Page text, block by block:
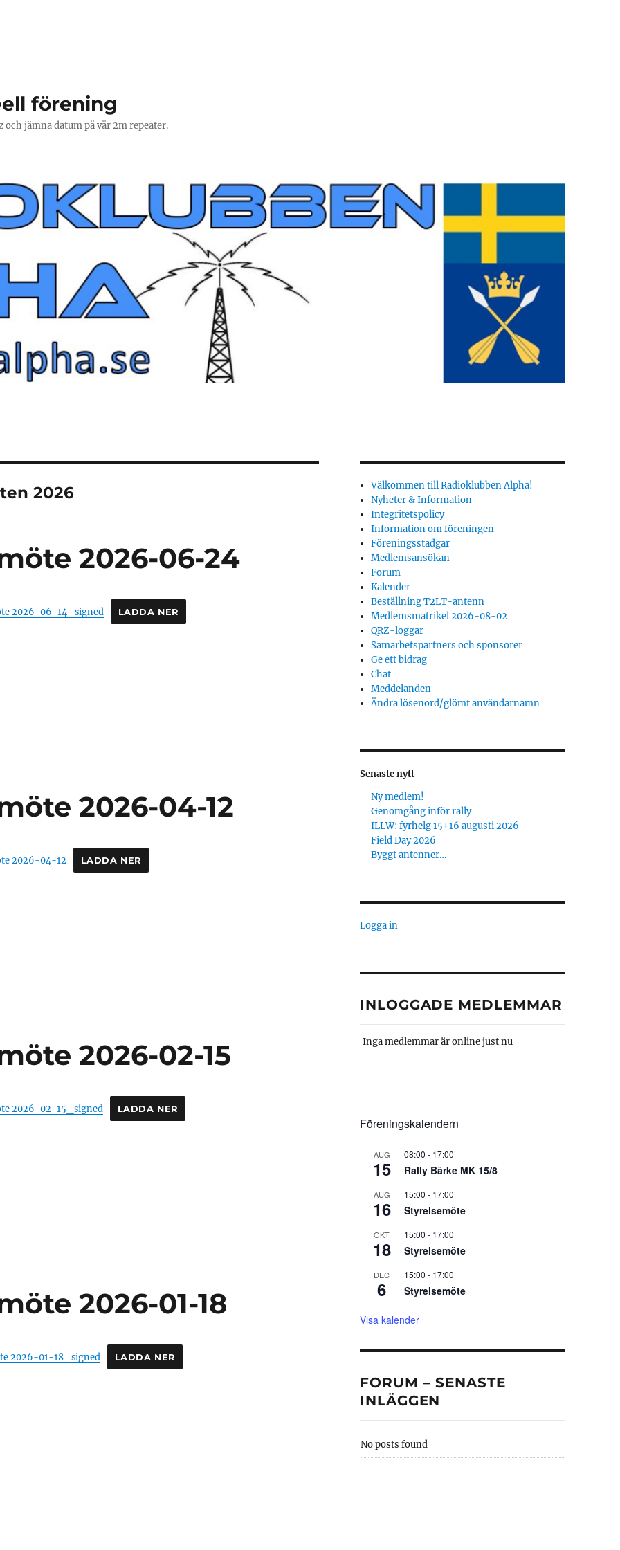
förening
jämna datum på vår 2m repeater.
2026
2026-06-24
2026-06-14_signed LADDA NER
2026-04-12
2026-04-12 LADDA NER
2026-02-15
2026-02-15_signed LADDA NER
2026-01-18
2026-01-18_signed LADDA NER
Välkommen till Radioklubben Alpha!
Nyheter & Information
Integritetspolicy
Information om föreningen
Föreningsstadgar
Medlemsansökan
Forum
Kalender
Beställning T2LT-antenn
Medlemsmatrikel 2026-08-02
QRZ-loggar
Samarbetspartners och sponsorer
Ge ett bidrag
Chat
Meddelanden
Ändra lösenord/glömt användarnamn
Senaste nytt
Ny medlem!
Genomgång inför rally
ILLW: fyrhelg 15+16 augusti 2026
Field Day 2026
Byggt antenner…
Logga in
INLOGGADE MEDLEMMAR
Inga medlemmar är online just nu
Föreningskalendern
AUG
15
08:00 - 17:00
Rally Bärke MK 15/8
AUG
16
15:00 - 17:00
Styrelsemöte
OKT
18
15:00 - 17:00
Styrelsemöte
DEC
6
15:00 - 17:00
Styrelsemöte
Visa kalender
FORUM – SENASTE
INLÄGGEN
No posts found